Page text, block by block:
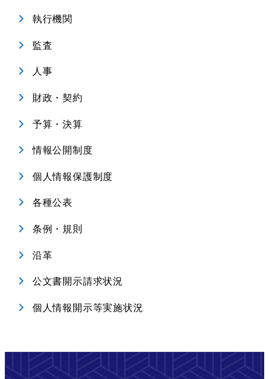
執行機関
監査
人事
財政・契約
予算・決算
情報公開制度
個人情報保護制度
各種公表
条例・規則
沿革
公文書開示請求状況
個人情報開示等実施状況